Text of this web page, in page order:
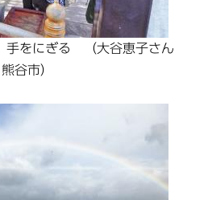
をにぎる （大谷恵子さん
熊谷市）